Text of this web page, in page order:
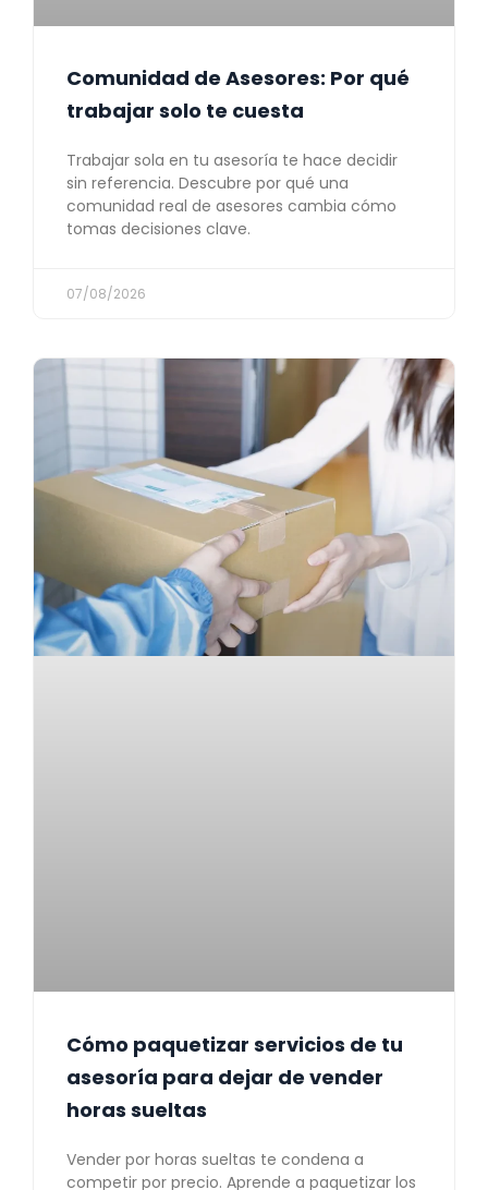
Comunidad de Asesores: Por qué
trabajar solo te cuesta
Trabajar sola en tu asesoría te hace decidir
sin referencia. Descubre por qué una
comunidad real de asesores cambia cómo
tomas decisiones clave.
07/08/2026
Cómo paquetizar servicios de tu
asesoría para dejar de vender
horas sueltas
Vender por horas sueltas te condena a
competir por precio. Aprende a paquetizar los